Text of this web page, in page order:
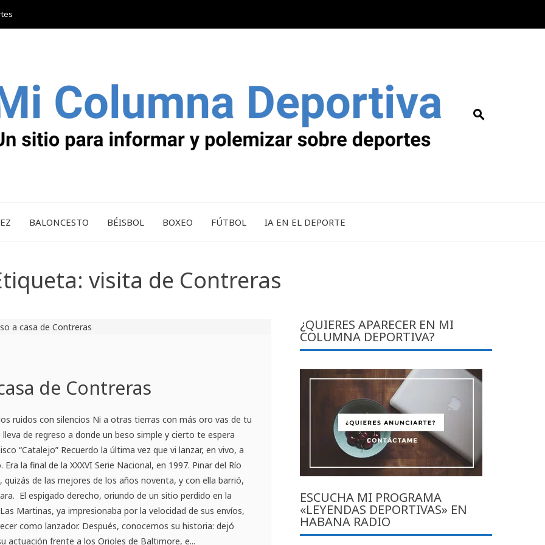
BALONCESTO BÉISBOL BOXEO FÚTBOL IA EN EL DEPORTE
visita de Contreras
de Contreras
ruidos con silencios Ni a otras tierras con más oro vas de tu
de regreso a donde un beso simple y cierto te espera
“Catalejo” Recuerdo la última vez que vi lanzar, en vivo, a
la final de la XXXVI Serie Nacional, en 1997. Pinar del Río
de las mejores de los años noventa, y con ella barrió,
El espigado derecho, oriundo de un sitio perdido en la
Martinas, ya impresionaba por la velocidad de sus envíos,
como lanzador. Después, conocemos su historia: dejó
actuación frente a los Orioles de Baltimore, e...
¿QUIERES APARECER EN MI
COLUMNA DEPORTIVA?
ESCUCHA MI PROGRAMA
«LEYENDAS DEPORTIVAS» EN
HABANA RADIO